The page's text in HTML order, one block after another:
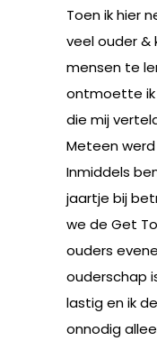
Toen ik hier
veel ouder
mensen te
ontmoette ik
die mij
Meteen
Inmiddels
jaartje bij
we de Get
ouders
ouderschap
lastig en ik
onnodig